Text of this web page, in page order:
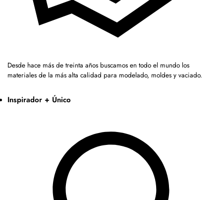
Desde hace más de treinta años buscamos en todo el mundo los
materiales de la más alta calidad para modelado, moldes y vaciado.
Inspirador + Único